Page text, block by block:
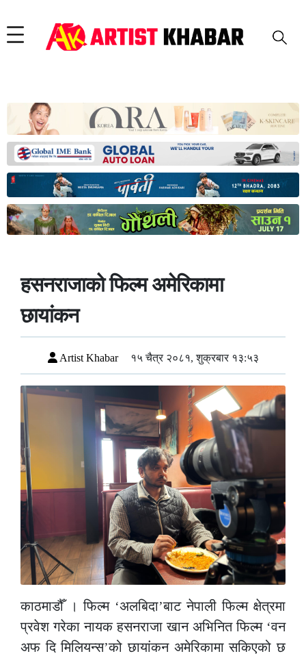
हसनराजाको फिल्म अमेरिकामा
छायांकन
Artist Khabar १५ चैत्र २०८१, शुक्रबार १३:५३
काठमाडौँ । फिल्म ‘अलबिदा’बाट नेपाली फिल्म क्षेत्रमा
प्रवेश गरेका नायक हसनराजा खान अभिनित फिल्म ‘वन
अफ दि मिलियन्स’को छायांकन अमेरिकामा सकिएको छ